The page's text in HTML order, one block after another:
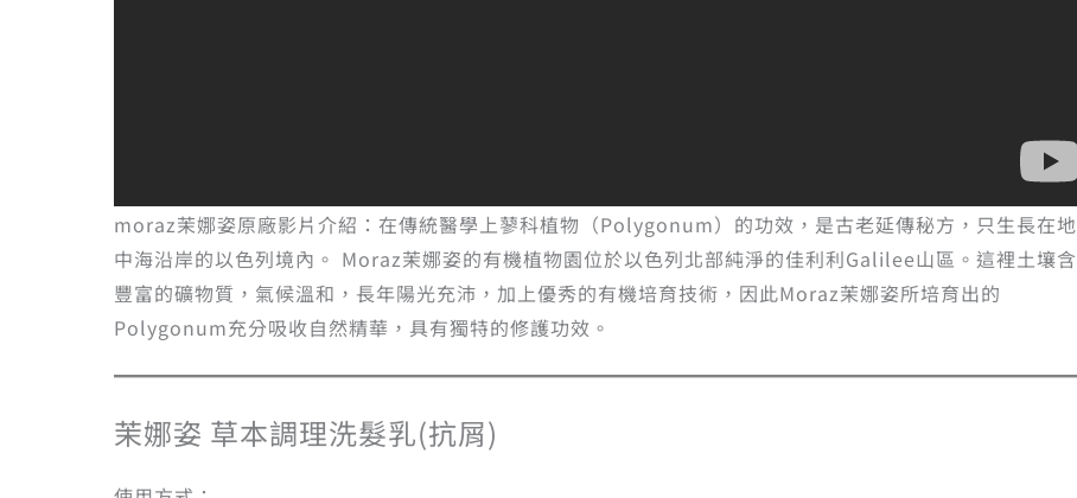
moraz茉娜姿原廠影片介紹：在傳統醫學上蓼科植物（Polygonum）的功效，是古老延傳秘方，只生長在地
中海沿岸的以色列境內。 Moraz茉娜姿的有機植物園位於以色列北部純淨的佳利利Galilee山區。這裡土壤含
豐富的礦物質，氣候溫和，長年陽光充沛，加上優秀的有機培育技術，因此Moraz茉娜姿所培育出的
Polygonum充分吸收自然精華，具有獨特的修護功效。
茉娜姿 草本調理洗髮乳(抗屑)